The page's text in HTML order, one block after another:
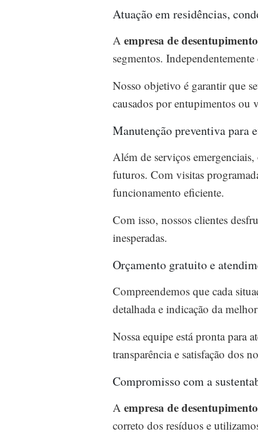
Atuação em residências,
A empresa de desentupimento
segmentos.
Nosso objetivo é garantir que
causados por entupimentos ou
Manutenção preventiva para
Além de serviços
futuros. Com visitas
funcionamento eficiente.
Com isso, nossos clientes
inesperadas.
Orçamento gratuito e
Compreendemos que cada
detalhada e indicação da
Nossa equipe está pronta para
transparência e satisfação dos
Compromisso com a
A empresa de desentupimento
correto dos resíduos e